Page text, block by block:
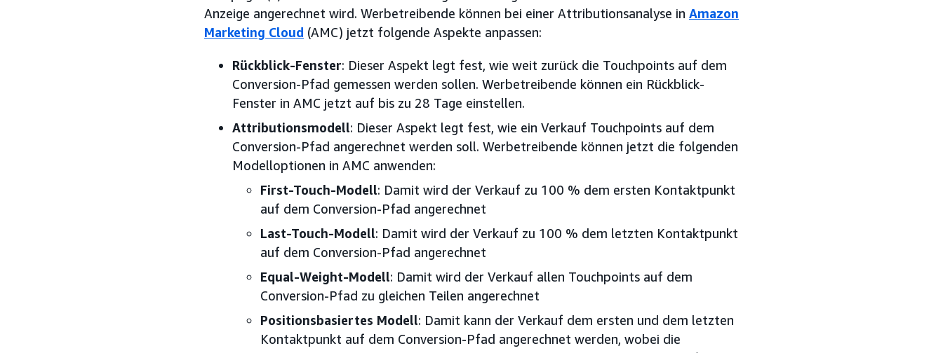
Anzeige angerechnet wird. Werbetreibende können bei einer Attributionsanalyse in Amazon
Marketing Cloud (AMC) jetzt folgende Aspekte anpassen:
Rückblick-Fenster: Dieser Aspekt legt fest, wie weit zurück die Touchpoints auf dem
Conversion-Pfad gemessen werden sollen. Werbetreibende können ein Rückblick-
Fenster in AMC jetzt auf bis zu 28 Tage einstellen.
Attributionsmodell: Dieser Aspekt legt fest, wie ein Verkauf Touchpoints auf dem
Conversion-Pfad angerechnet werden soll. Werbetreibende können jetzt die folgenden
Modelloptionen in AMC anwenden:
First-Touch-Modell: Damit wird der Verkauf zu 100 % dem ersten Kontaktpunkt
auf dem Conversion-Pfad angerechnet
Last-Touch-Modell: Damit wird der Verkauf zu 100 % dem letzten Kontaktpunkt
auf dem Conversion-Pfad angerechnet
Equal-Weight-Modell: Damit wird der Verkauf allen Touchpoints auf dem
Conversion-Pfad zu gleichen Teilen angerechnet
Positionsbasiertes Modell: Damit kann der Verkauf dem ersten und dem letzten
Kontaktpunkt auf dem Conversion-Pfad angerechnet werden, wobei die